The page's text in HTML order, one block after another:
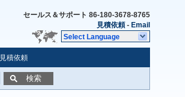
セールス＆サポート 86-180-3678-8765
見積依頼 - Email
Select Language
見積依頼
検索